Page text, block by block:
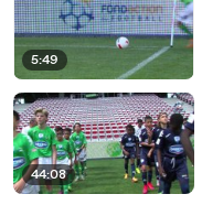
5:49
44:08